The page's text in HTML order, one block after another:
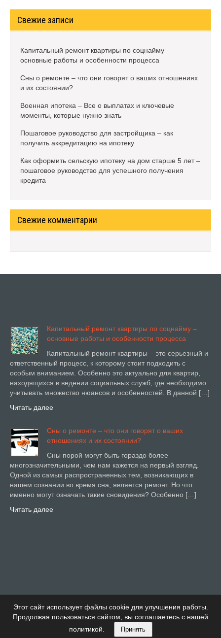
Свежие записи
Капитальный ремонт квартиры по соцнайму –
основные работы и особенности процесса
Сны о ремонте – что они говорят о ваших отношениях
и их состоянии?
Военная ипотека – Все о выплатах и ключевые
моменты, которые нужно знать
Пошаговое руководство для застройщика – как
получить аккредитацию на ипотеку
Как оформить сельскую ипотеку на дом старше 5 лет –
пошаговое руководство для успешного получения
кредита
Свежие комментарии
Этот сайт использует файлы cookie для улучшения работы.
Продолжая пользоваться сайтом, вы соглашаетесь с нашей
политикой.
Принять
Капитальный ремонт квартиры по соцнайму –
основные работы и особенности процесса
Капитальный ремонт квартиры – это серьезный и
ответственный процесс, к которому стоит подходить с
особым вниманием. Особенно это актуально для квартир,
находящихся в ведении социальных служб, где необходимо
учитывать множество нюансов и особенностей. В данной […]
Читать далее
Сны о ремонте – что они говорят о ваших
отношениях и их состоянии?
Сны порой могут быть гораздо более
многозначительными, чем нам кажется на первый взгляд.
Одной из самых распространенных тем, возникающих в
нашем сознании во время сна, является ремонт. Но что
именно могут означать такие сновидения? Особенно […]
Читать далее
Купи Дом Тема от Детский сад